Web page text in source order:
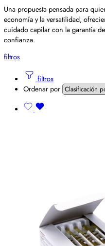
Una propuesta pensada para
economía y la versatilidad,
cuidado capilar con la garantía
confianza.
filtros
filtros
Ordenar por